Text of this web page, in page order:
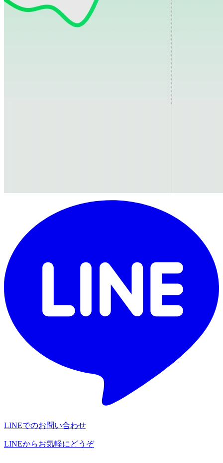
LINEでのお問い合わせ
LINEからお気軽にどうぞ